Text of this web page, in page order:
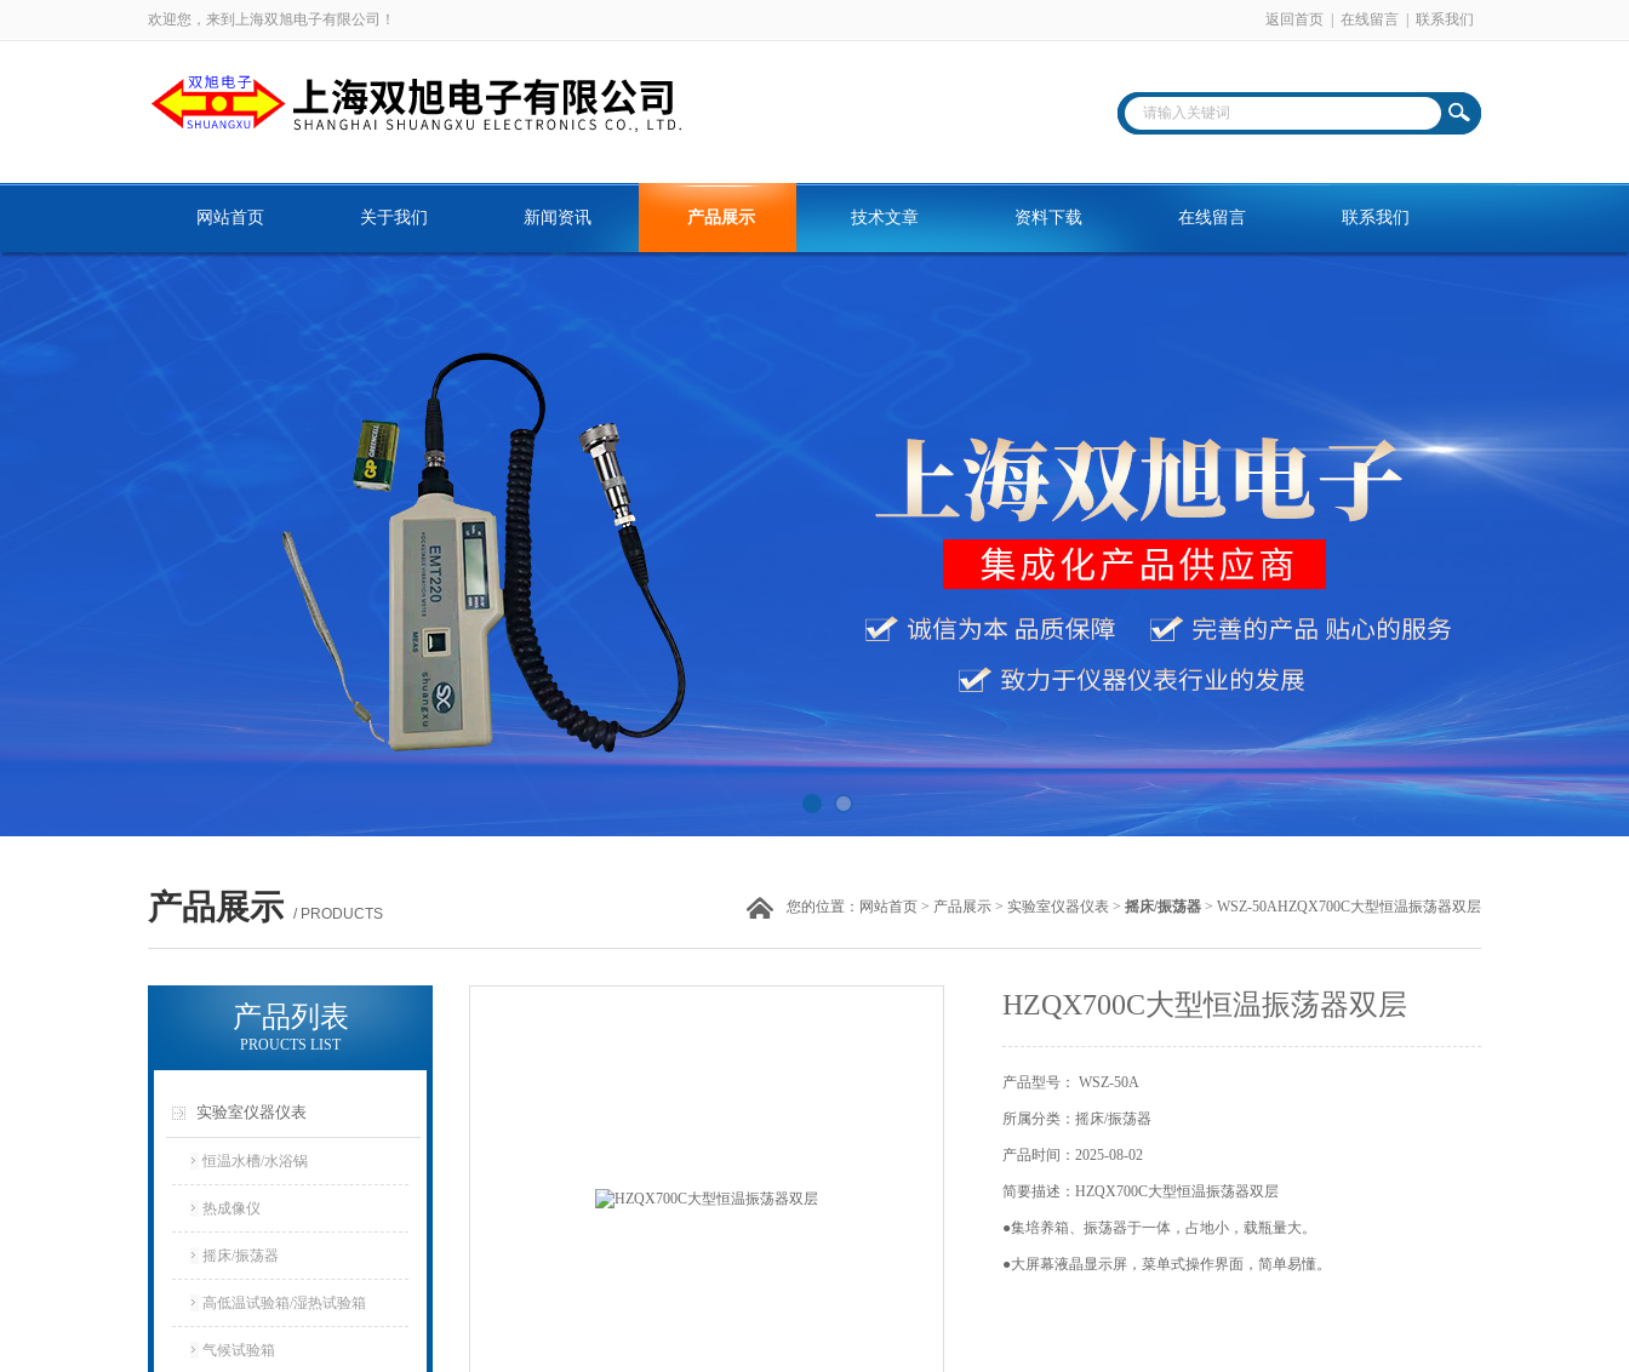
欢迎您，来到上海双旭电子有限公司！ 返回首页 在线留言 联系我们
网站首页 关于我们 新闻资讯 产品展示 技术文章 资料下载 在线留言 联系我们
产品展示 / PRODUCTS 您的位置： 网站首页 > 产品展示 > 实验室仪器仪表 > 摇床/振荡器 > WSZ-50AHZQX700C大型恒温振荡器双层
产品列表
PROUCTS LIST
实验室仪器仪表
恒温水槽/水浴锅
热成像仪
摇床/振荡器
高低温试验箱/湿热试验箱
气候试验箱
HZQX700C大型恒温振荡器双层
产品型号： WSZ-50A
所属分类：摇床/振荡器
产品时间：2025-08-02
简要描述：HZQX700C大型恒温振荡器双层
●集培养箱、振荡器于一体，占地小，载瓶量大。
●大屏幕液晶显示屏，菜单式操作界面，简单易懂。